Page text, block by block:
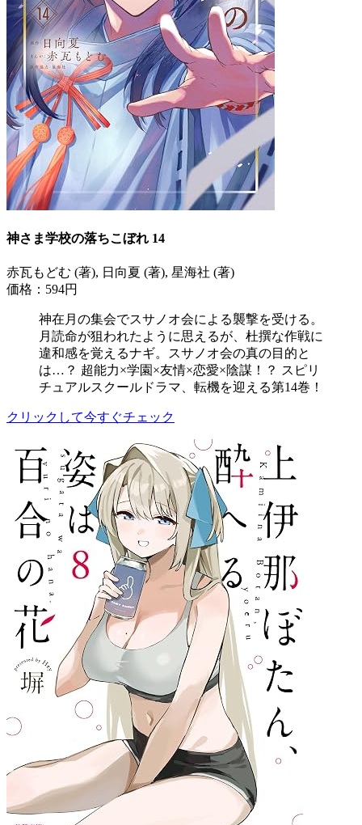
神さま学校の落ちこぼれ 14
赤瓦もどむ (著), 日向夏 (著), 星海社 (著)
価格：594円
神在月の集会でスサノオ会による襲撃を受ける。
月読命が狙われたように思えるが、杜撰な作戦に
違和感を覚えるナギ。スサノオ会の真の目的と
は…？ 超能力×学園×友情×恋愛×陰謀！？ スピリ
チュアルスクールドラマ、転機を迎える第14巻！
クリックして今すぐチェック